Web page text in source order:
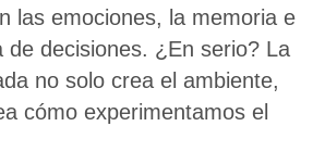
las emociones, la memoria e
de decisiones. ¿En serio? La
no solo crea el ambiente,
cómo experimentamos el